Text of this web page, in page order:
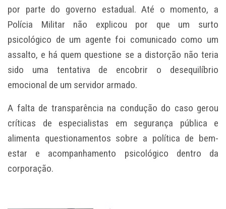
por parte do governo estadual. Até o momento, a
Polícia Militar não explicou por que um surto
psicológico de um agente foi comunicado como um
assalto, e há quem questione se a distorção não teria
sido uma tentativa de encobrir o desequilíbrio
emocional de um servidor armado.
A falta de transparência na condução do caso gerou
críticas de especialistas em segurança pública e
alimenta questionamentos sobre a política de bem-
estar e acompanhamento psicológico dentro da
corporação.